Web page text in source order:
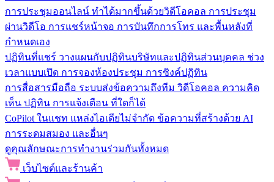
การประชุมออนไลน์ ทำได้มากขึ้นด้วยวิดีโอคอล การประชุม
ผ่านวิดีโอ การแชร์หน้าจอ การบันทึกการโทร และพื้นหลังที่
กำหนดเอง
ปฏิทินที่แชร์ วางแผนกับปฏิทินบริษัทและปฏิทินส่วนบุคคล ช่วง
เวลาแบบเปิด การจองห้องประชุม การซิงค์ปฏิทิน
การสื่อสารมือถือ ระบบส่งข้อความถึงทีม วิดีโอคอล ความคิด
เห็น ปฏิทิน การแจ้งเตือน ที่ใดก็ได้
CoPilot ในแชท แหล่งไอเดียไม่จำกัด ข้อความที่สร้างด้วย AI
การระดมสมอง และอื่นๆ
ดูคุณลักษณะการทำงานร่วมกันทั้งหมด
เว็บไซต์และร้านค้า